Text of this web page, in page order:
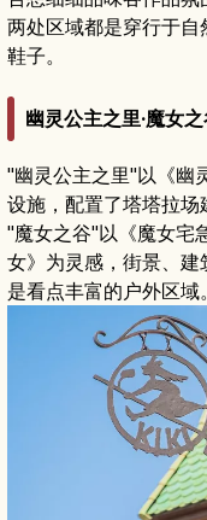
两处区域都是穿行于
鞋子。
幽灵公主之里·魔女
"幽灵公主之里"以《幽
设施，配置了塔塔拉场
"魔女之谷"以《魔女宅
女》为灵感，街景、建
是看点丰富的户外区域。